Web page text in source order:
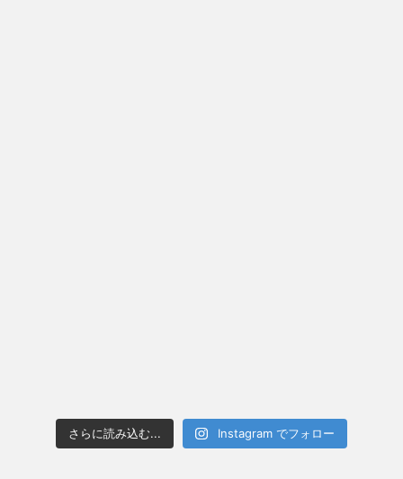
さらに読み込む... Instagram でフォロー